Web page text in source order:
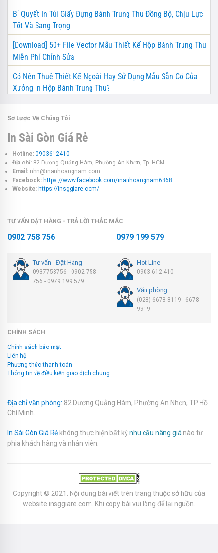
Bí Quyết In Túi Giấy Đựng Bánh Trung Thu Đồng Bộ, Chịu Lực
Tốt Và Sang Trọng
[Download] 50+ File Vector Mẫu Thiết Kế Hộp Bánh Trung Thu
Miễn Phí Chỉnh Sửa
Có Nên Thuê Thiết Kế Ngoài Hay Sử Dụng Mẫu Sẵn Có Của
Xưởng In Hộp Bánh Trung Thu?
Sơ Lược Về Chúng Tôi
In Sài Gòn Giá Rẻ
Hotline: 0903612410
Địa chỉ: 82 Dương Quảng Hàm, Phường An Nhơn, Tp. HCM
Email: nhn@inanhoangnam.com
Facebook: https://www.facebook.com/inanhoangnam6868
Website: https://insggiare.com/
TƯ VẤN ĐẶT HÀNG - TRẢ LỜI THẮC MẮC
0902 758 756 0979 199 579
Tư vấn - Đặt Hàng
0937758756 - 0902 758
756 - 0979 199 579
Hot Line
0903 612 410
Văn phòng
(028) 6678 8119 - 6678
9919
CHÍNH SÁCH
Chính sách bảo mật
Liên hệ
Phương thức thanh toán
Thông tin về điều kiện giao dịch chung
Địa chỉ văn phòng: 82 Dương Quảng Hàm, Phường An Nhơn, TP Hồ
Chí Minh.
In Sài Gòn Giá Rẻ không thực hiện bất kỳ nhu cầu nâng giá nào từ
phia khách hàng và nhân viên.
Copyright © 2021. Nội dung bài viết trên trang thuộc sở hữu của
website insggiare.com. Khi copy bài vui lòng để lại nguồn.